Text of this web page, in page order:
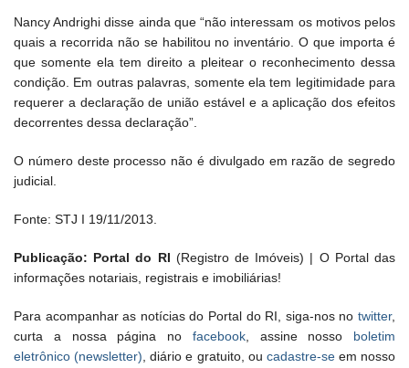
Nancy Andrighi disse ainda que “não interessam os motivos pelos
quais a recorrida não se habilitou no inventário. O que importa é
que somente ela tem direito a pleitear o reconhecimento dessa
condição. Em outras palavras, somente ela tem legitimidade para
requerer a declaração de união estável e a aplicação dos efeitos
decorrentes dessa declaração”.
O número deste processo não é divulgado em razão de segredo
judicial.
Fonte: STJ I 19/11/2013.
Publicação: Portal do RI (Registro de Imóveis) | O Portal das
informações notariais, registrais e imobiliárias!
Para acompanhar as notícias do Portal do RI, siga-nos no twitter,
curta a nossa página no facebook, assine nosso boletim
eletrônico (newsletter) , diário e gratuito, ou cadastre-seem nosso